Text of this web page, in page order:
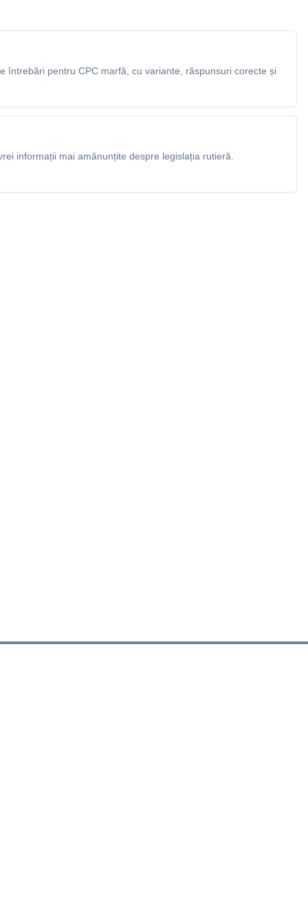
întrebări pentru CPC marfă, cu variante, răspunsuri corecte și
informații mai amănunțite despre legislația rutieră.